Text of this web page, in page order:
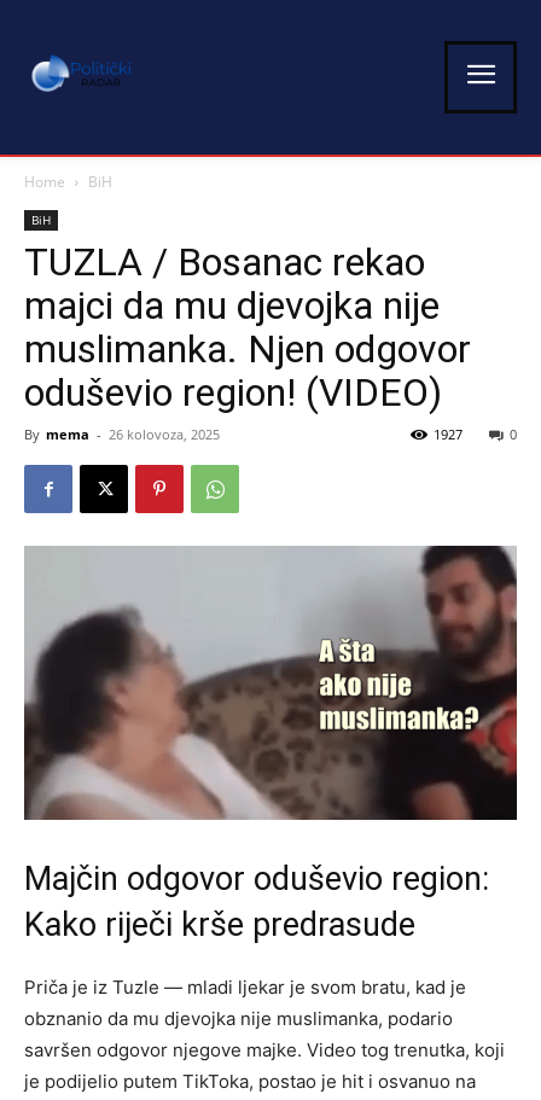
Home BiH
BiH
TUZLA / Bosanac rekao
majci da mu djevojka nije
muslimanka. Njen odgovor
oduševio region! (VIDEO)
By mema - 26 kolovoza, 2025 0
1927
Majčin odgovor oduševio region:
Kako riječi krše predrasude
Priča je iz Tuzle — mladi ljekar je svom bratu, kad je
obznanio da mu djevojka nije muslimanka, podario
savršen odgovor njegove majke. Video tog trenutka, koji
je podijelio putem TikToka, postao je hit i osvanuo na